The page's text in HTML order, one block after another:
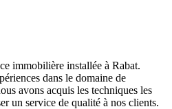
immobilière installée à Rabat.
dans le domaine de
avons acquis les techniques les
un service de qualité à nos clients.